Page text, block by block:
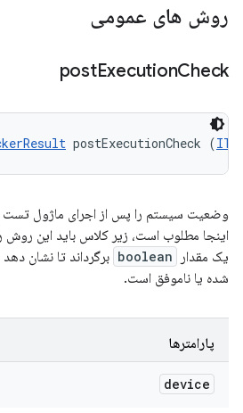
روش های عمومی
postExecutionCheck
postExecutionCheck (
وضعیت سیستم را پس از اجرای ماژول تست
اینجا مطلوب است، زیر کلاس باید این روش
یک مقدار
boolean برگرداند تا نشان
شده یا ناموفق است.
پارامترها
device